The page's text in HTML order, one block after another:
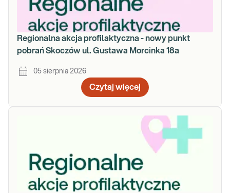
Regionalna akcja profilaktyczna - nowy punkt
pobrań Skoczów ul. Gustawa Morcinka 18a
05 sierpnia 2026
Czytaj więcej